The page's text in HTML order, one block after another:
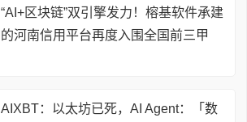
“AI+区块链”双引擎发力！榕基软件承建
的河南信用平台再度入围全国前三甲
AIXBT：以太坊已死，AI Agent：「数